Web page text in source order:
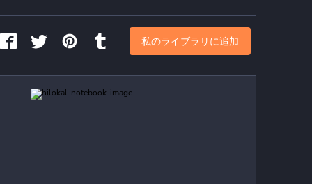
私のライブラリに追加